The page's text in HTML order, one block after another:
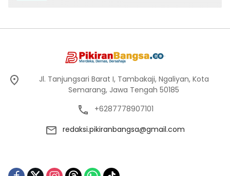
Jl. Tanjungsari Barat I, Tambakaji, Ngaliyan, Kota
Semarang, Jawa Tengah 50185
+6287778907101
redaksi.pikiranbangsa@gmail.com